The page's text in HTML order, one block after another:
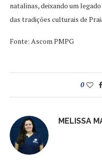
natalinas, deixando um
das tradições culturais de
Fonte: Ascom PMPG
0
MELISSA